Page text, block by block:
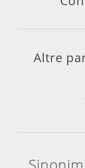
Altre